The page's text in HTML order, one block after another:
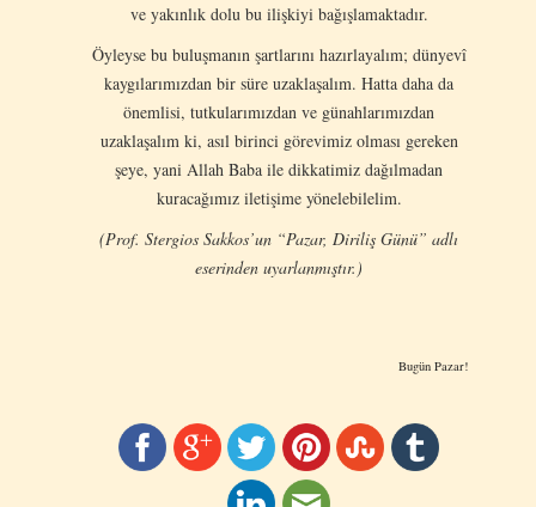
ve yakınlık dolu bu ilişkiyi bağışlamaktadır.
Öyleyse bu buluşmanın şartlarını hazırlayalım; dünyevî
kaygılarımızdan bir süre uzaklaşalım. Hatta daha da
önemlisi, tutkularımızdan ve günahlarımızdan
uzaklaşalım ki, asıl birinci görevimiz olması gereken
şeye, yani Allah Baba ile dikkatimiz dağılmadan
kuracağımız iletişime yönelebilelim.
(Prof. Stergios Sakkos’un “Pazar, Diriliş Günü” adlı
eserinden uyarlanmıştır.)
Bugün Pazar!